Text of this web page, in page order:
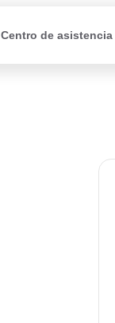
Centro de